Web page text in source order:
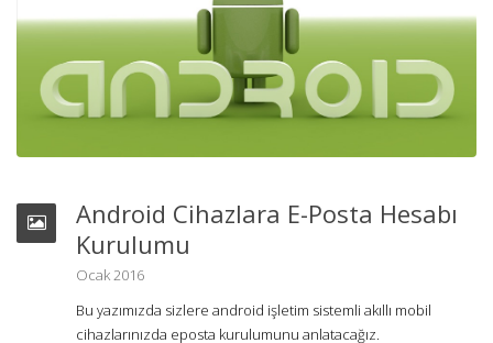
Android Cihazlara E-Posta Hesabı
Kurulumu
Ocak 2016
Bu yazımızda sizlere android işletim sistemli akıllı mobil
cihazlarınızda eposta kurulumunu anlatacağız.